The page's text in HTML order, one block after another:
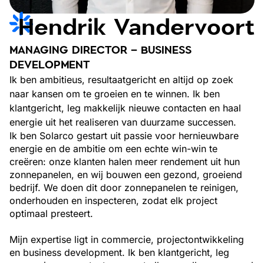
Hendrik Vandervoort
MANAGING DIRECTOR – BUSINESS
DEVELOPMENT
Ik ben ambitieus, resultaatgericht en altijd op zoek
naar kansen om te groeien en te winnen. Ik ben
klantgericht, leg makkelijk nieuwe contacten en haal
energie uit het realiseren van duurzame successen.
Ik ben Solarco gestart uit passie voor hernieuwbare
energie en de ambitie om een echte win-win te
creëren: onze klanten halen meer rendement uit hun
zonnepanelen, en wij bouwen een gezond, groeiend
bedrijf. We doen dit door zonnepanelen te reinigen,
onderhouden en inspecteren, zodat elk project
optimaal presteert.
Mijn expertise ligt in commercie, projectontwikkeling
en business development. Ik ben klantgericht, leg